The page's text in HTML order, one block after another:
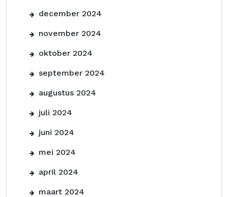
december 2024
november 2024
oktober 2024
september 2024
augustus 2024
juli 2024
juni 2024
mei 2024
april 2024
maart 2024